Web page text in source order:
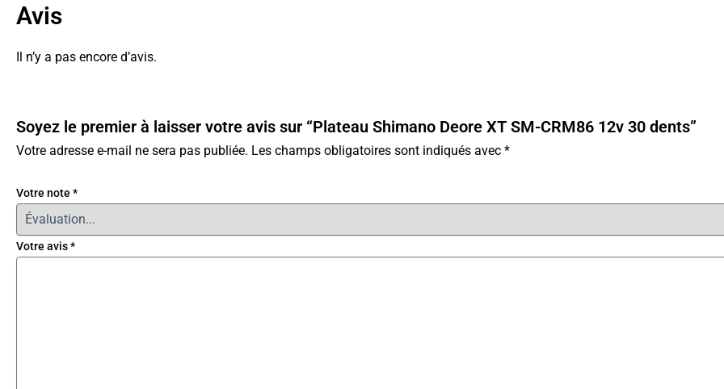
Avis
Il n’y a pas encore d’avis.
Soyez le premier à laisser votre avis sur “Plateau Shimano Deore XT SM-CRM86 12v 30 dents”
Votre adresse e-mail ne sera pas publiée. Les champs obligatoires sont indiqués avec *
Votre note *
Votre avis*